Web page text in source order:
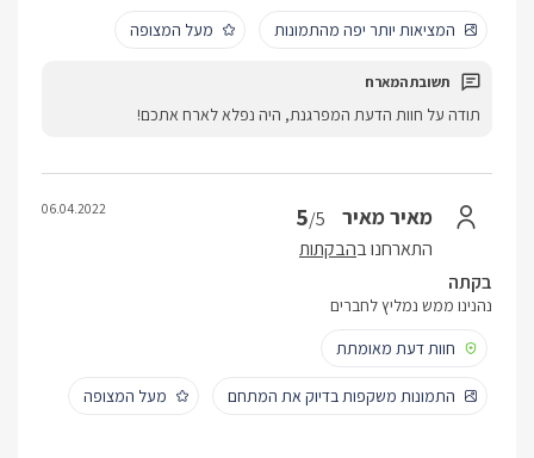
המציאות יותר יפה מהתמונות מעל המצופה
תודה על חוות הדעת המפרגנת, היה נפלא לארח אתכם!
מאיר מאיר 5/5
התארחנו בהבקתות
06.04.2022
בקתה
נהנינו ממש נמליץ לחברים
חוות דעת מאומתת
התמונות משקפות בדיוק את המתחם מעל המצופה